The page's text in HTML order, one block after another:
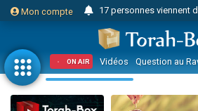
Mon compte
Il reste 49 places pour
23 personnes viennent de faire un don
Eva vient de donner son
ON AIR Vidéos Question au